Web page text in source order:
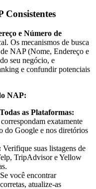
Consistentes
e Número de
Os mecanismos de busca
NAP (Nome, Endereço e
seu negócio, e
e confundir potenciais
NAP:
as Plataformas:
exatamente
do Google e nos diretórios
Verifique suas listagens de
TripAdvisor e Yellow
Se você encontrar
atualize-as